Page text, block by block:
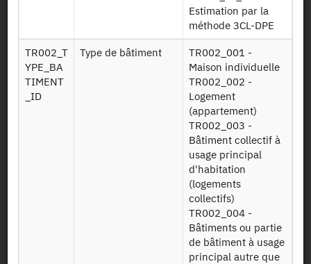
equipment, energy needs and
uses - energy performance
diagnosis - 2013
Other products:
Statistical Confidentiality Committee
Estimation par la
méthode 3CL-DPE
TR002_T
YPE_BA
TIMENT
_ID
Type de bâtiment
TR002_001 -
Maison individuelle
TR002_002 -
Logement
(appartement)
TR002_003 -
Bâtiment collectif à
usage principal
d'habitation
(logements
collectifs)
TR002_004 -
Bâtiments ou partie
de bâtiment à usage
principal autre que